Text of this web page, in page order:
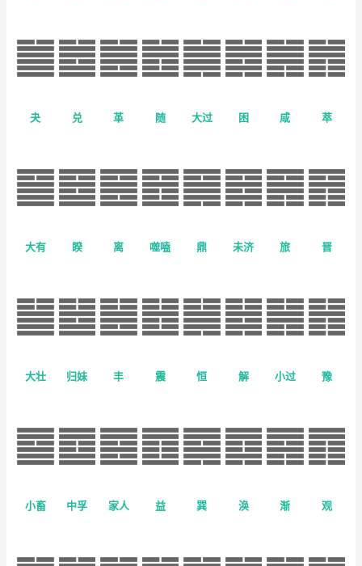
夬 兑 革 随 大过 困 咸 萃
大有 睽 离 噬嗑 鼎 未济 旅 晋
大壮 归妹 丰 震 恒 解 小过 豫
小畜 中孚 家人 益 巽 涣 渐 观